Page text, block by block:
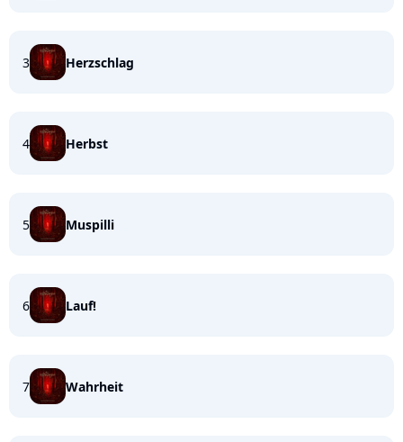
3 Herzschlag
4 Herbst
5 Muspilli
6 Lauf!
7 Wahrheit